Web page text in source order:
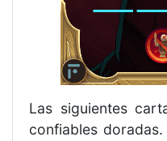
Las siguientes
confiables